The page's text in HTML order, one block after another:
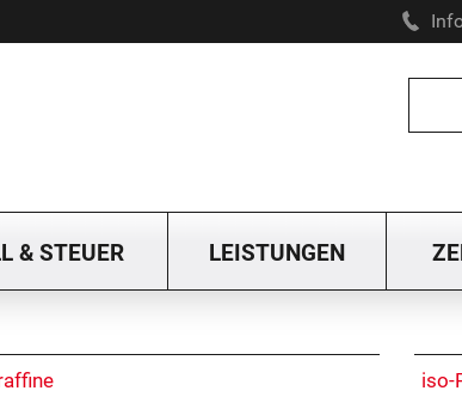
& STEUER LEISTUNGEN
iso-